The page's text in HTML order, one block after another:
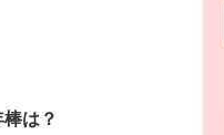
は？